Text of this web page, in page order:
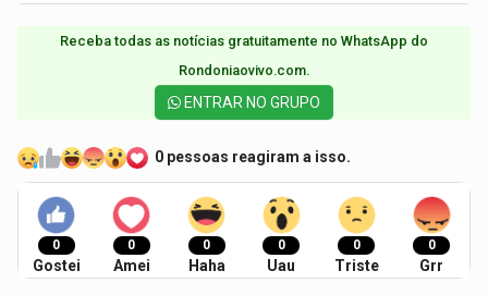
Receba todas as notícias gratuitamente no WhatsApp do
Rondoniaovivo.com.​
ENTRAR NO GRUPO
0 pessoas reagiram a isso.
0
Gostei
0
Amei
0
Haha
0
Uau
0
Triste
0
Grr